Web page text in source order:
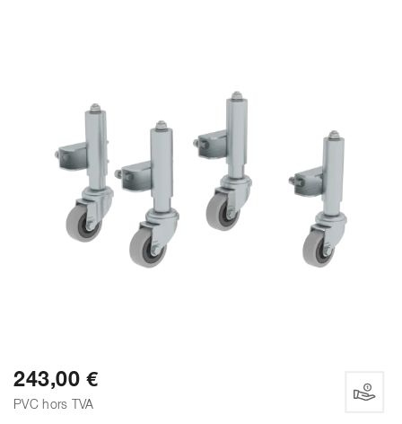
243,00 €
PVC hors TVA